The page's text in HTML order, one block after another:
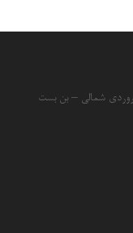
شمالی – بن بست